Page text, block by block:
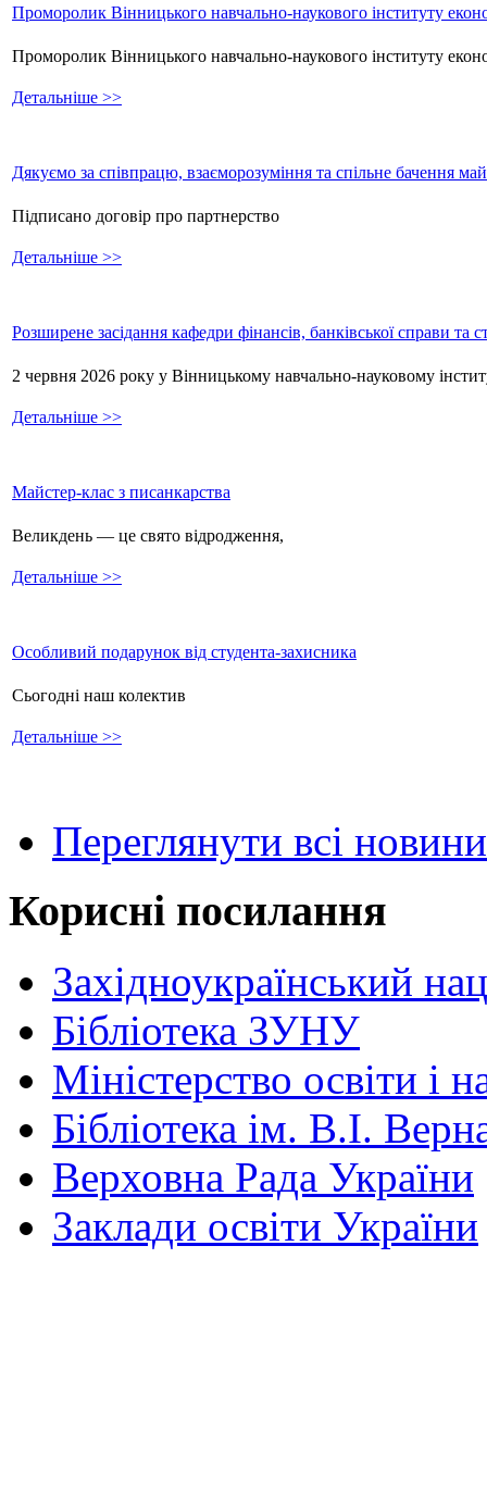
Проморолик Вінницького навчально-наукового інституту
Проморолик Вінницького навчально-наукового інституту
Детальніше >>
Дякуємо за співпрацю, взаєморозуміння та спільне бачення
Підписано договір про партнерство
Детальніше >>
Розширене засідання кафедри фінансів, банківської справи та
2 червня 2026 року у Вінницькому навчально-науковому
Детальніше >>
Майстер-клас з писанкарства
Великдень — це свято відродження,
Детальніше >>
Особливий подарунок від студента-захисника
Сьогодні наш колектив
Детальніше >>
Переглянути всі новини
Корисні посилання
Західноукраїнський
Бібліотека ЗУНУ
Міністерство освіти і
Бібліотека ім. В.І.
Верховна Рада України
Заклади освіти України